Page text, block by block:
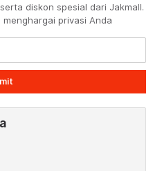
diskon spesial dari Jakmall.
privasi Anda